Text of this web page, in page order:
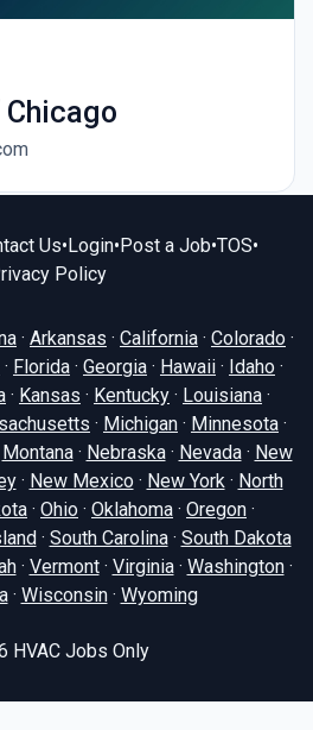
Us•Login•Post a Job•TOS•
Policy
· Arkansas · California · Colorado ·
· Florida · Georgia · Hawaii · Idaho ·
· Kansas · Kentucky · Louisiana ·
· Michigan · Minnesota ·
Montana· Nebraska· Nevada· New
· New Mexico· New York· North
· Ohio · Oklahoma · Oregon ·
· South Carolina· South Dakota
· Vermont· Virginia· Washington·
· Wisconsin· Wyoming
HVAC Jobs Only